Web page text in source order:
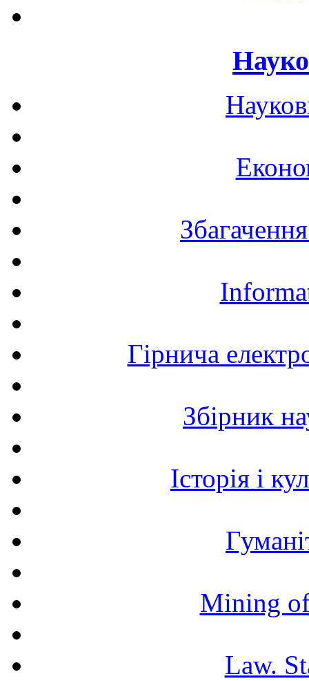
Гірнича
Збірник
Історія і
Mining
Law.